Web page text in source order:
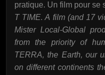
pratique. Un film pour se
T TIME. A film (and 17
Mister Local-Global
from the priority of
TERRA, the Earth, our
on different continents